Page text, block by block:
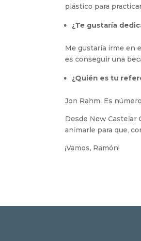
plástico para
¿Te gustaría
Me gustaría irme en
es conseguir una
¿Quién es tu
Jon Rahm. Es
Desde New Castelar
animarle para que,
¡Vamos, Ramón!